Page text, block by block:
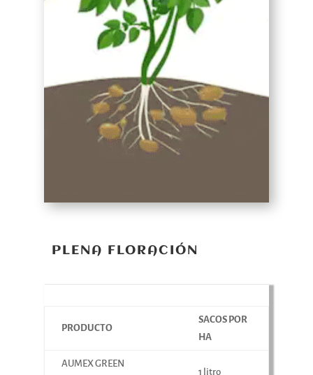
PLENA FLORACIÓN
PRODUCTO
SACOS POR
HA
AUMEX GREEN
1 litro